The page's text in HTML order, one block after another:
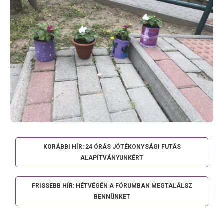
KORÁBBI HÍR: 24 ÓRÁS JÓTÉKONYSÁGI FUTÁS
ALAPÍTVÁNYUNKÉRT
FRISSEBB HÍR: HÉTVÉGÉN A FÓRUMBAN MEGTALÁLSZ
BENNÜNKET